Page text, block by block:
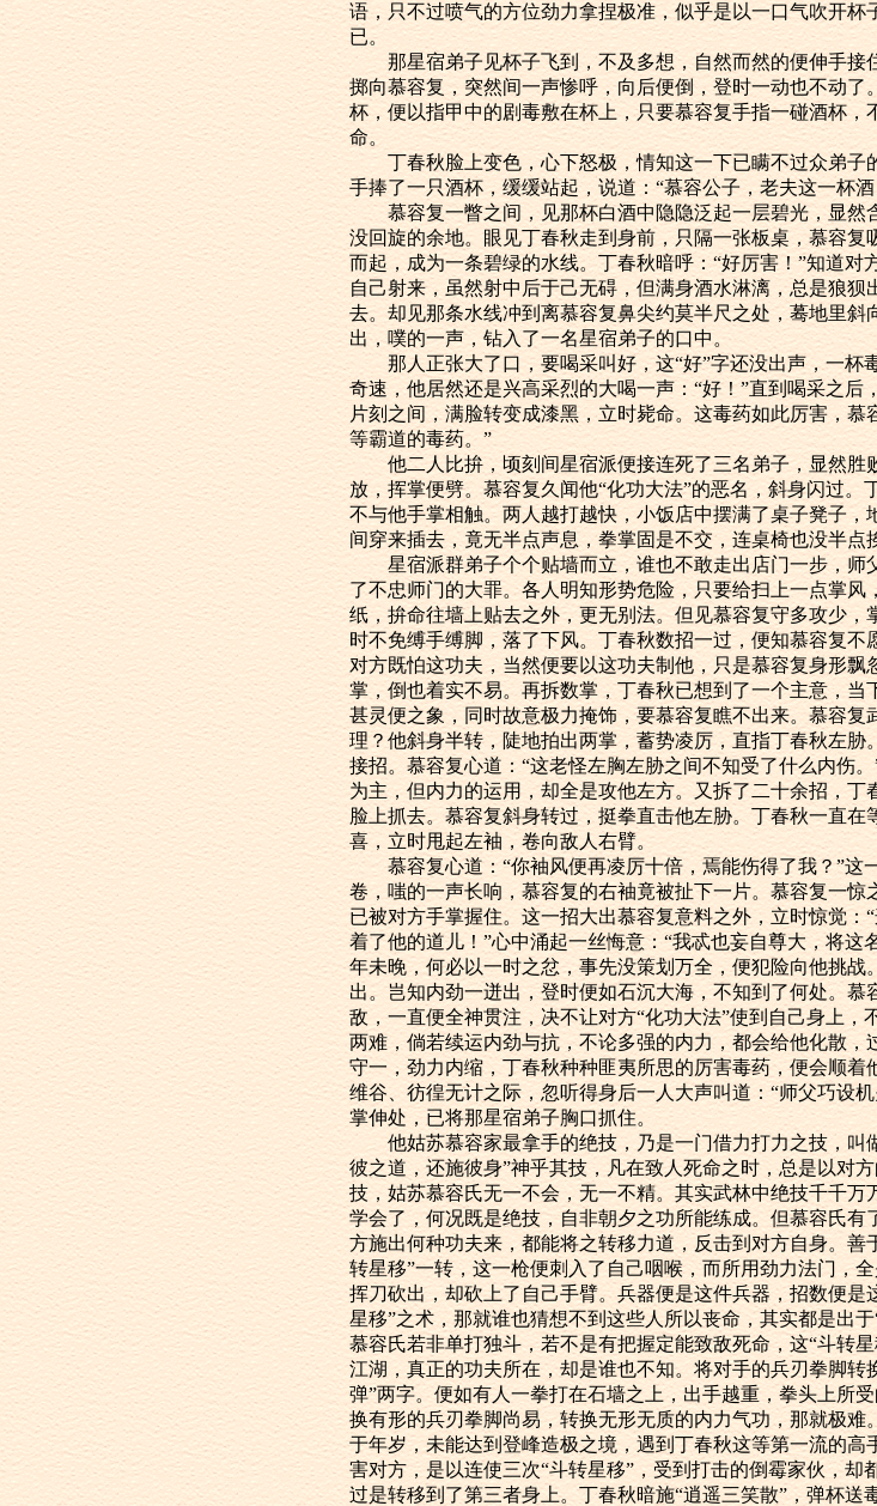
语，只不过喷气的方位劲力拿捏极准，似乎是以一口气吹开
已。
那星宿弟子见杯子飞到，不及多想，自然而然的便伸手接
掷向慕容复，突然间一声惨呼，向后便倒，登时一动也不动
杯，便以指甲中的剧毒敷在杯上，只要慕容复手指一碰酒杯
命。
丁春秋脸上变色，心下怒极，情知这一下已瞒不过众弟子
手捧了一只酒杯，缓缓站起，说道：“慕容公子，老夫这一杯
慕容复一瞥之间，见那杯白酒中隐隐泛起一层碧光，显然
没回旋的余地。眼见丁春秋走到身前，只隔一张板桌，慕容
而起，成为一条碧绿的水线。丁春秋暗呼：“好厉害！”知道对
自己射来，虽然射中后于己无碍，但满身酒水淋漓，总是狼
去。却见那条水线冲到离慕容复鼻尖约莫半尺之处，蓦地里
出，噗的一声，钻入了一名星宿弟子的口中。
那人正张大了口，要喝采叫好，这“好”字还没出声，一杯
奇速，他居然还是兴高采烈的大喝一声：“好！”直到喝采之后
片刻之间，满脸转变成漆黑，立时毙命。这毒药如此厉害，
等霸道的毒药。”
他二人比拚，顷刻间星宿派便接连死了三名弟子，显然胜
放，挥掌便劈。慕容复久闻他“化功大法”的恶名，斜身闪过。
不与他手掌相触。两人越打越快，小饭店中摆满了桌子凳子
间穿来插去，竟无半点声息，拳掌固是不交，连桌椅也没半点
星宿派群弟子个个贴墙而立，谁也不敢走出店门一步，师
了不忠师门的大罪。各人明知形势危险，只要给扫上一点掌
纸，拚命往墙上贴去之外，更无别法。但见慕容复守多攻少
时不免缚手缚脚，落了下风。丁春秋数招一过，便知慕容复不
对方既怕这功夫，当然便要以这功夫制他，只是慕容复身形
掌，倒也着实不易。再拆数掌，丁春秋已想到了一个主意，
甚灵便之象，同时故意极力掩饰，要慕容复瞧不出来。慕容复
理？他斜身半转，陡地拍出两掌，蓄势凌厉，直指丁春秋左
接招。慕容复心道：“这老怪左胸左胁之间不知受了什么内伤
为主，但内力的运用，却全是攻他左方。又拆了二十余招，
脸上抓去。慕容复斜身转过，挺拳直击他左胁。丁春秋一直
喜，立时甩起左袖，卷向敌人右臂。
慕容复心道：“你袖风便再凌厉十倍，焉能伤得了我？”这
卷，嗤的一声长响，慕容复的右袖竟被扯下一片。慕容复一惊
已被对方手掌握住。这一招大出慕容复意料之外，立时惊觉
着了他的道儿！”心中涌起一丝悔意：“我忒也妄自尊大，将
年未晚，何必以一时之忿，事先没策划万全，便犯险向他挑战
出。岂知内劲一迸出，登时便如石沉大海，不知到了何处。慕
敌，一直便全神贯注，决不让对方“化功大法”使到自己身上
两难，倘若续运内劲与抗，不论多强的内力，都会给他化散
守一，劲力内缩，丁春秋种种匪夷所思的厉害毒药，便会顺
维谷、彷徨无计之际，忽听得身后一人大声叫道：“师父巧设
掌伸处，已将那星宿弟子胸口抓住。
他姑苏慕容家最拿手的绝技，乃是一门借力打力之技，叫
彼之道，还施彼身”神乎其技，凡在致人死命之时，总是以对
技，姑苏慕容氏无一不会，无一不精。其实武林中绝技千千
学会了，何况既是绝技，自非朝夕之功所能练成。但慕容氏有
方施出何种功夫来，都能将之转移力道，反击到对方自身。善
转星移”一转，这一枪便刺入了自己咽喉，而所用劲力法门，
挥刀砍出，却砍上了自己手臂。兵器便是这件兵器，招数便
星移”之术，那就谁也猜想不到这些人所以丧命，其实都是出
慕容氏若非单打独斗，若不是有把握定能致敌死命，这“斗转
江湖，真正的功夫所在，却是谁也不知。将对手的兵刃拳脚转
弹”两字。便如有人一拳打在石墙之上，出手越重，拳头上所
换有形的兵刃拳脚尚易，转换无形无质的内力气功，那就极
于年岁，未能达到登峰造极之境，遇到丁春秋这等第一流的高
害对方，是以连使三次“斗转星移”，受到打击的倒霉家伙，
过是转移到了第三者身上。丁春秋暗施“逍遥三笑散”，弹杯